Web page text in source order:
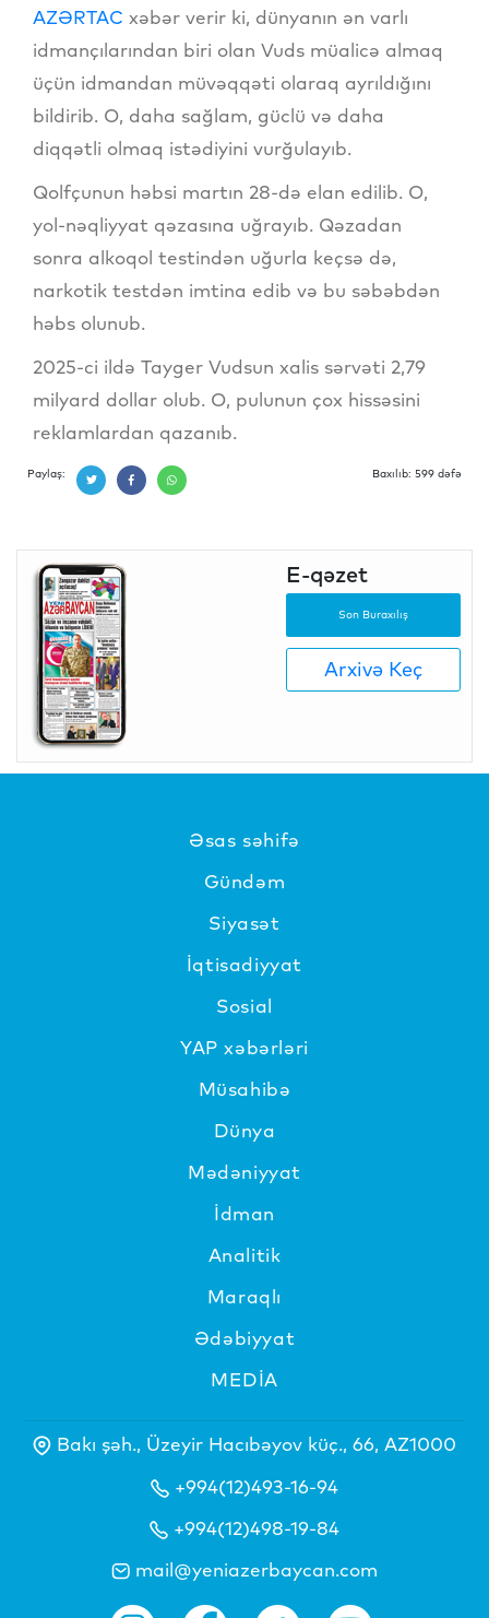
AZƏRTAC xəbər verir ki, dünyanın ən varlı
idmançılarından biri olan Vuds müalicə almaq
üçün idmandan müvəqqəti olaraq ayrıldığını
bildirib. O, daha sağlam, güclü və daha
diqqətli olmaq istədiyini vurğulayıb.
Qolfçunun həbsi martın 28-də elan edilib. O,
yol-nəqliyyat qəzasına uğrayıb. Qəzadan
sonra alkoqol testindən uğurla keçsə də,
narkotik testdən imtina edib və bu səbəbdən
həbs olunub.
2025-ci ildə Tayger Vudsun xalis sərvəti 2,79
milyard dollar olub. O, pulunun çox hissəsini
reklamlardan qazanıb.
Paylaş: Baxılıb: 599 dəfə
E-qəzet
Son Buraxılış
Arxivə Keç
Əsas səhifə
Gündəm
Siyasət
İqtisadiyyat
Sosial
YAP xəbərləri
Müsahibə
Dünya
Mədəniyyat
İdman
Analitik
Maraqlı
Ədəbiyyat
MEDİA
Bakı şəh., Üzeyir Hacıbəyov küç., 66, AZ1000
+994(12)493-16-94
+994(12)498-19-84
mail@yeniazerbaycan.com